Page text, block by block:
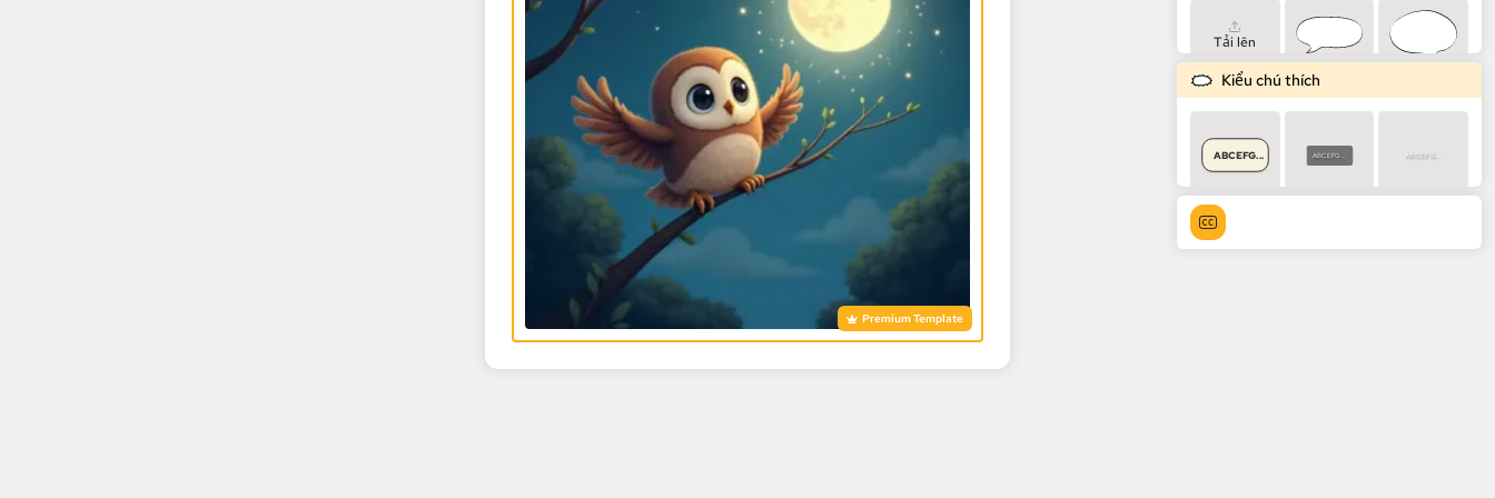
Premium Template
Tải lên
Kiểu chú thích
ABCEFG... ABCEFG... ABCEFG...
ABCEFG... ABCEFG...